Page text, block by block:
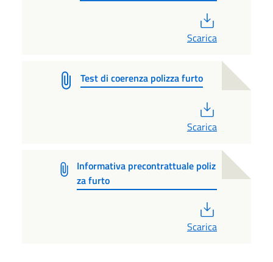
Scarica
Test di coerenza polizza furto
Scarica
Informativa precontrattuale poliz
za furto
Scarica